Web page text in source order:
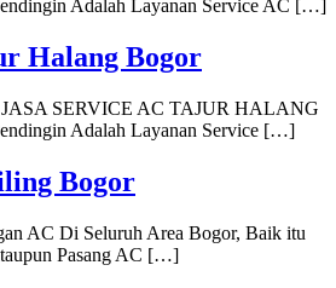
Adalah Layanan Service AC […]
Halang Bogor
JASA SERVICE AC TAJUR HALANG
Adalah Layanan Service […]
Bogor
AC Di Seluruh Area Bogor, Baik itu
Pasang AC […]